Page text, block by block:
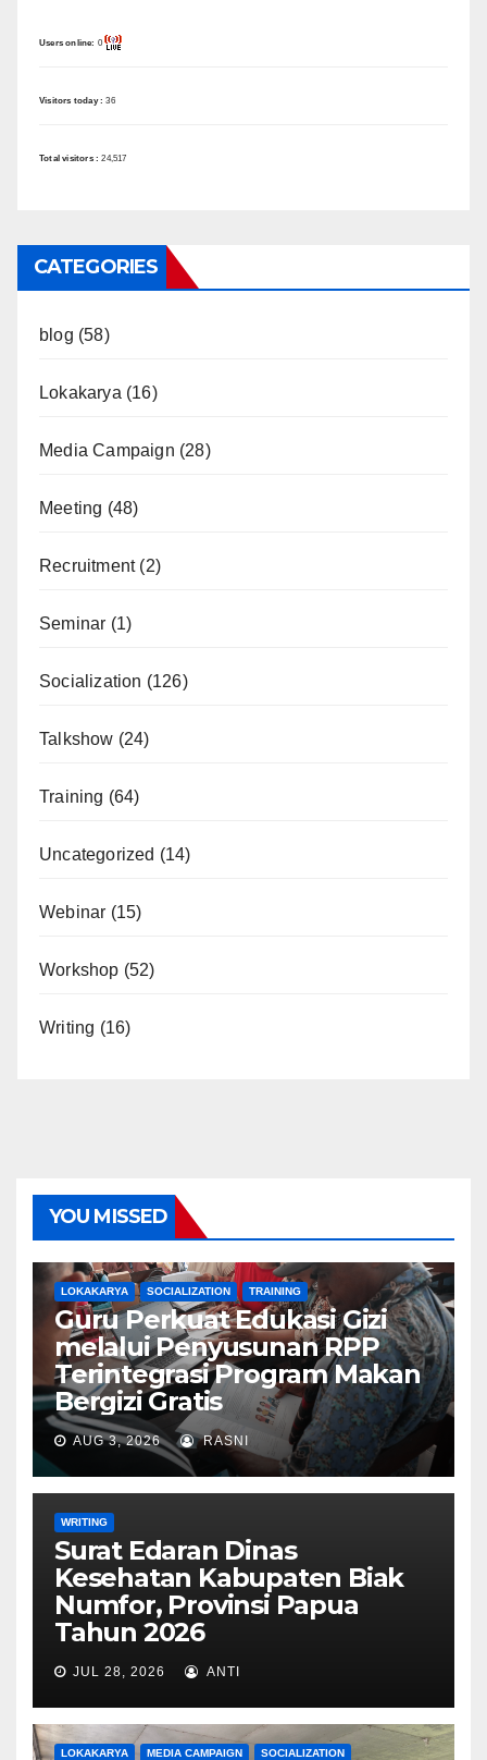
Users online: 0
Visitors today :36
Total visitors :24,517
CATEGORIES
blog (58)
Lokakarya (16)
Media Campaign (28)
Meeting (48)
Recruitment(2)
Seminar (1)
Socialization (126)
Talkshow (24)
Training (64)
Uncategorized (14)
Webinar (15)
Workshop (52)
Writing (16)
YOU MISSED
LOKAKARYA SOCIALIZATION TRAINING
Guru Perkuat Edukasi Gizi
melalui Penyusunan RPP
Terintegrasi Program Makan
Bergizi Gratis
AUG 3, 2026 RASNI
WRITING
Surat Edaran Dinas
Kesehatan Kabupaten Biak
Numfor, Provinsi Papua
Tahun 2026
JUL 28, 2026 ANTI
LOKAKARYA MEDIA CAMPAIGN SOCIALIZATION